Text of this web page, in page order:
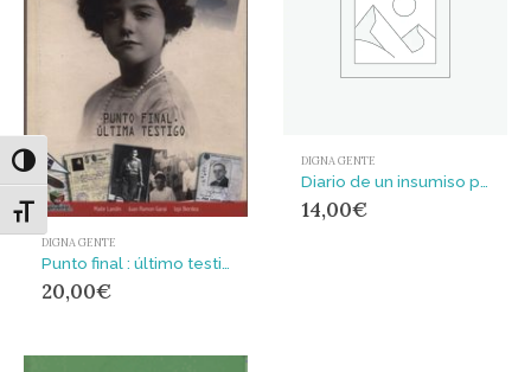
Alternar alto contraste
Alternar tamaño de letra
DIGNA GENTE
Punto final : último testigo
20,00€
DIGNA GENTE
Diario de un insumiso preso
14,00€